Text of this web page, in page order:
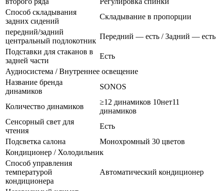
Способ складывания
задних сидений
Складывание в пропорции
передний/задний
центральный подлокотник
Передний — есть / Задний — есть
Подставки для стаканов в
задней части
Есть
Аудиосистема / Внутреннее освещение
Название бренда
динамиков
SONOS
Количество динамиков
≥12 динамиков 10нет11
динамиков
Сенсорный свет для
чтения
Есть
Подсветка салона
Монохромный 30 цветов
Кондиционер / Холодильник
Способ управления
температурой
кондиционера
Автоматический кондиционер